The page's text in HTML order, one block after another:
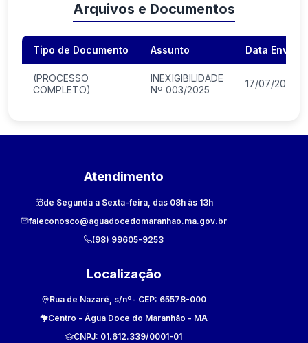
Arquivos e Documentos
Tipo de Documento Assunto Data Envio
(PROCESSO
COMPLETO)
INEXIGIBILIDADE
Nº 003/2025
17/07/2025
Atendimento
de Segunda a Sexta-feira, das 08h às 13h
faleconosco@aguadocedomaranhao.ma.gov.br
(98) 99605-9253
Localização
Rua de Nazaré, s/nº- CEP: 65578-000
Centro - Água Doce do Maranhão - MA
CNPJ: 01.612.339/0001-01